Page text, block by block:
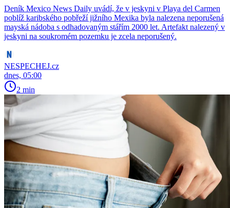
Deník Mexico News Daily uvádí, že v jeskyni v Playa del Carmen
poblíž karibského pobřeží jižního Mexika byla nalezena neporušená
mayská nádoba s odhadovaným stářím 2000 let. Artefakt nalezený v
jeskyni na soukromém pozemku je zcela neporušený.
NESPECHEJ.cz
dnes, 05:00
2 min